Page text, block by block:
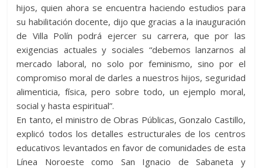
hijos, quien ahora se encuentra haciendo estudios para
su habilitación docente, dijo que gracias a la inauguración
de Villa Polín podrá ejercer su carrera, que por las
exigencias actuales y sociales “debemos lanzarnos al
mercado laboral, no solo por feminismo, sino por el
compromiso moral de darles a nuestros hijos, seguridad
alimenticia, física, pero sobre todo, un ejemplo moral,
social y hasta espiritual”.
En tanto, el ministro de Obras Públicas, Gonzalo Castillo,
explicó todos los detalles estructurales de los centros
educativos levantados en favor de comunidades de esta
Línea Noroeste como San Ignacio de Sabaneta y